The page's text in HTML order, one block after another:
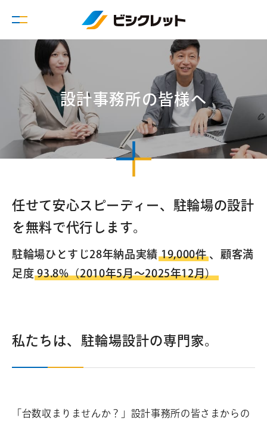
せ・
設計事務所の皆様へ
任せて安心スピーディー、駐輪場の設計
を無料で代行します。
駐輪場ひとすじ28年納品実績 19,000件 、顧客満
足度 93.8%（2010年5月～2025年12月）
私たちは、駐輪場設計の専門家。
「台数収まりませんか？」設計事務所の皆さまからの